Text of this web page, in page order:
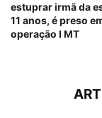
estuprar irmã da
11 anos, é preso
operação I MT